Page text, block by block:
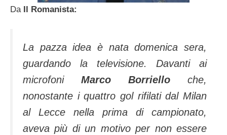
Da Il Romanista:
La pazza idea è nata domenica sera,
guardando la televisione. Davanti ai
microfoni Marco Borriello che,
nonostante i quattro gol rifilati dal Milan
al Lecce nella prima di campionato,
aveva più di un motivo per non essere